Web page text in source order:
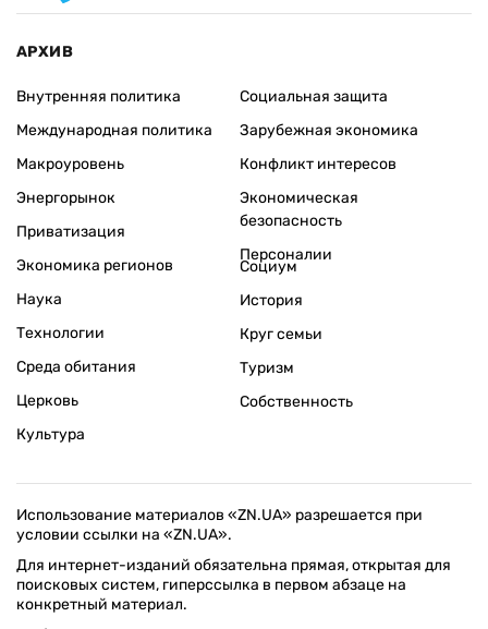
АРХИВ
Внутренняя политика
Международная политика
Макроуровень
Энергорынок
Приватизация
Экономика регионов
Социальная защита
Зарубежная экономика
Конфликт интересов
Экономическая
безопасность
Персоналии
Наука
Технологии
Среда обитания
Церковь
Культура
Социум
История
Круг семьи
Туризм
Собственность
Использование материалов «ZN.UA» разрешается при
условии ссылки на «ZN.UA».
Для интернет-изданий обязательна прямая, открытая для
поисковых систем, гиперссылка в первом абзаце на
конкретный материал.